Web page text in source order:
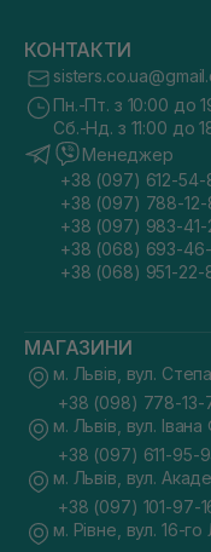
КОНТАКТИ
Пн.-Пт. з 10:00 до
Сб.-Нд. з 11:00 до
Менеджер
+38 (097) 612-54-
+38 (097) 788-12-
+38 (097) 983-41-
+38 (068) 693-
+38 (068) 951-22-
МАГАЗИНИ
м. Львів, вул.
+38 (098) 778-13-
м. Львів, вул.
+38 (097) 611-95-
м. Львів, вул.
+38 (097) 101-97-
м. Рівне, вул. 16-го